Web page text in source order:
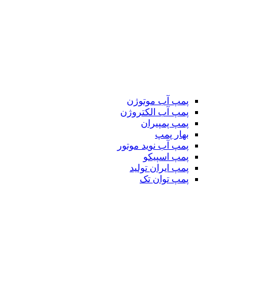
پمپ آب موتوژن
پمپ آب الکتروژن
پمپ پمپیران
بهار پمپ
پمپ آب نوید موتور
پمپ اسپیکو
پمپ ایران تولید
پمپ توان تک